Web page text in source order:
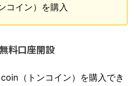
イン）を購入
料口座開設
（トンコイン）を購入でき